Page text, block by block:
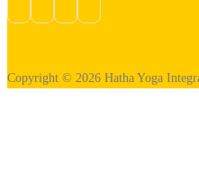
Copyright © 2026 Hatha Yoga